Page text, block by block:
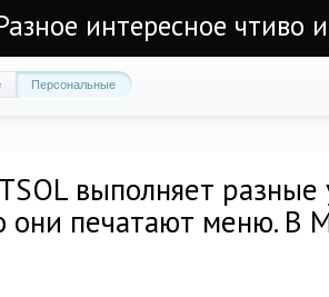
интересное чтиво
Персональные
выполняет разные
они печатают меню. В